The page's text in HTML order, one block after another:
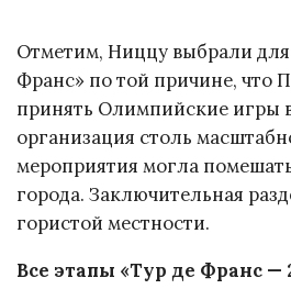
Отметим, Ниццу выбрали
Франс» по той причине, что
принять Олимпийские игры
организация столь
мероприятия могла
города. Заключительная
гористой местности.
Все этапы «Тур де Франс —